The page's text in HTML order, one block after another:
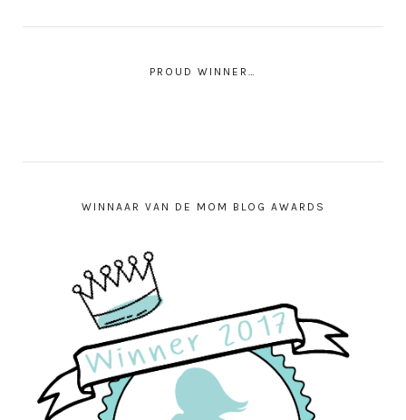
PROUD WINNER…
WINNAAR VAN DE MOM BLOG AWARDS